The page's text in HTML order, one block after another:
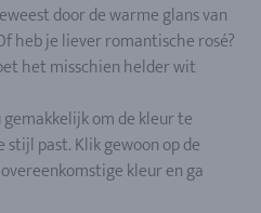
door de warme glans van
heb je liever romantische rosé?
het misschien helder wit
om de kleur te
past. Klik gewoon op de
kleur en ga